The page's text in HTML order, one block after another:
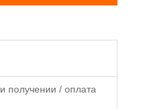
получении / оплата